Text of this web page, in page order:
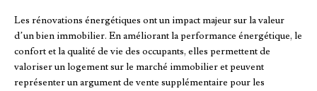
Les rénovations énergétiques ont un impact majeur sur la valeur
d’un bien immobilier. En améliorant la performance énergétique, le
confort et la qualité de vie des occupants, elles permettent de
valoriser un logement sur le marché immobilier et peuvent
représenter un argument de vente supplémentaire pour les